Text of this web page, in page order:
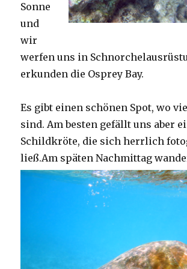
Sonne
und
wir
werfen uns in
erkunden die Osprey Bay.
Es gibt einen schönen Spot, wo
sind. Am besten gefällt uns aber
Schildkröte, die sich herrlich
ließ.Am späten Nachmittag